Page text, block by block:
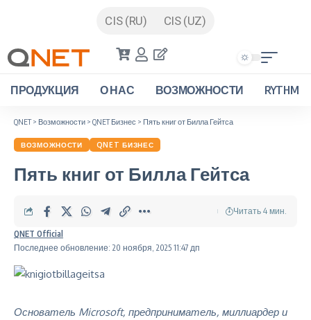
CIS (RU) CIS (UZ)
ПРОДУКЦИЯ О НАС ВОЗМОЖНОСТИ RYTHM
QNET> Возможности > QNET Бизнес > Пять книг от Билла Гейтса
ВОЗМОЖНОСТИ QNET БИЗНЕС
Пять книг от Билла Гейтса
Последнее обновление: 20 ноября, 2025 11:47 дп
QNET Official
Читать 4 мин.
Основатель Microsoft, предприниматель, миллиардер и